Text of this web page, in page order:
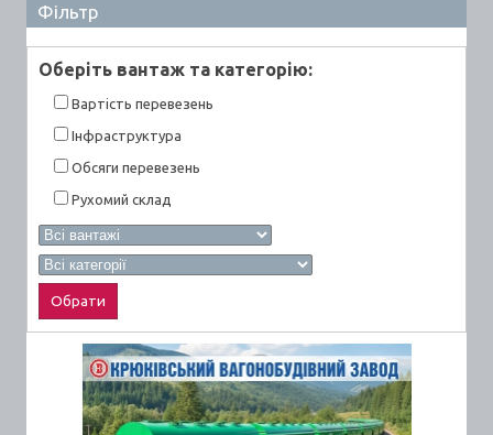
Фільтр
Оберiть вантаж та категорiю:
Вартiсть перевезень
Інфраструктура
Обсяги перевезень
Рухомий склад